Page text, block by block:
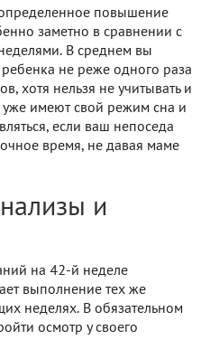
повышение
заметно в сравнении с
В среднем вы
не реже одного раза
хотя нельзя не учитывать и
уже имеют свой режим сна и
если ваш непоседа
время, не давая маме
и
на 42-й неделе
выполнение тех же
неделях. В обязательном
осмотр у своего